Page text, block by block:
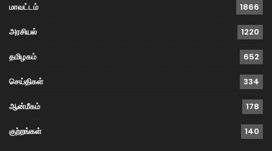
மாவட்டம் 1866
அரசியல் 1220
தமிழகம் 652
செய்திகள் 334
ஆன்மீகம் 178
குற்றங்கள் 140